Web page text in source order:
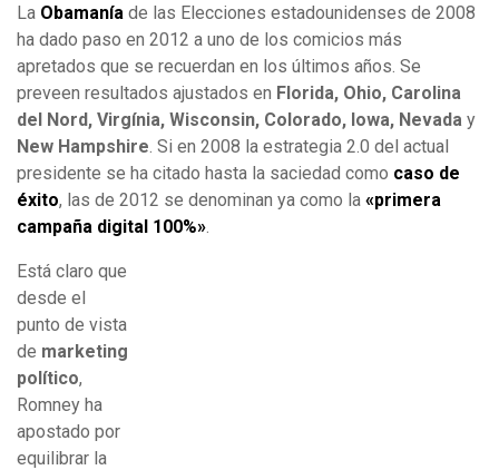
La Obamanía de las Elecciones estadounidenses de 2008
ha dado paso en 2012 a uno de los comicios más
apretados que se recuerdan en los últimos años. Se
preveen resultados ajustados en Florida, Ohio, Carolina
del Nord, Virgínia, Wisconsin, Colorado, Iowa, Nevada y
New Hampshire . Si en 2008 la estrategia 2.0 del actual
presidente se ha citado hasta la saciedad como caso de
éxito, las de 2012 se denominan ya como la «primera
campaña digital 100%»
Está claro que
desde el
punto de vista
de marketing
político,
Romney ha
apostado por
equilibrar la